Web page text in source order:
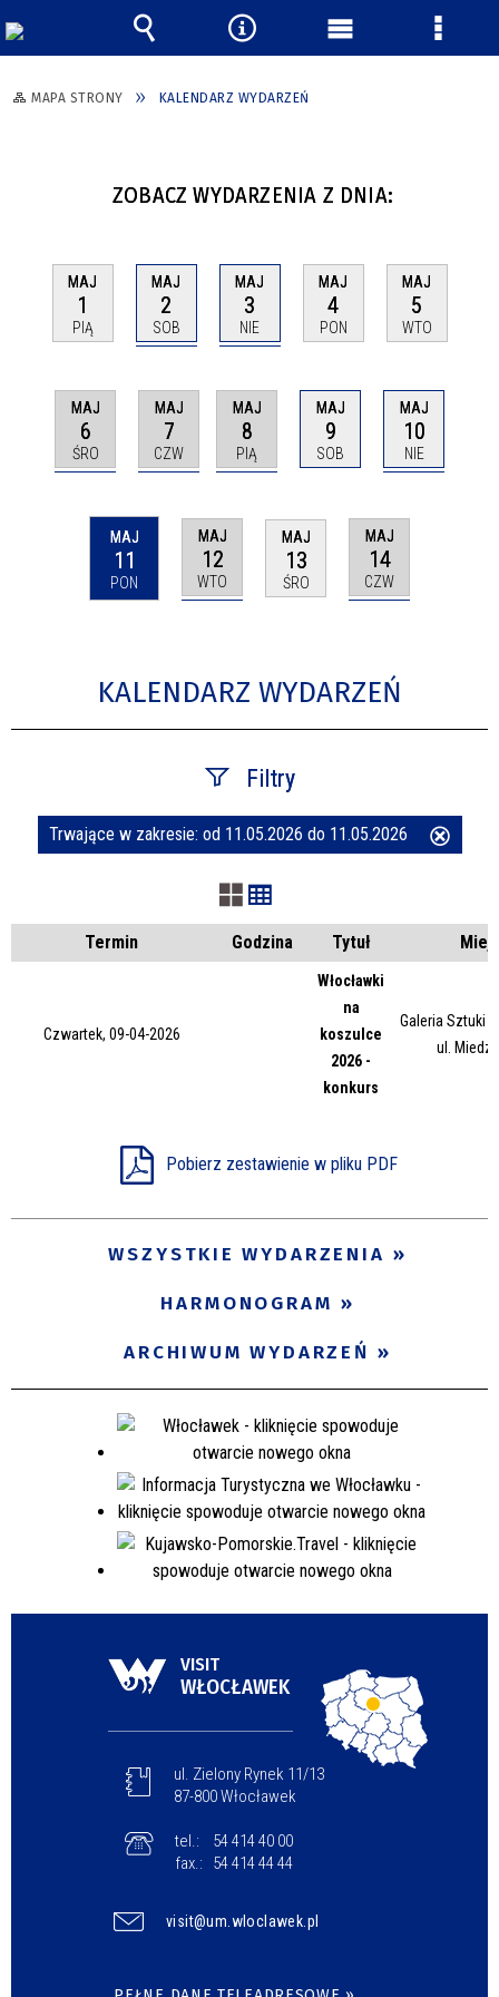
MAPA STRONY KALENDARZ WYDARZEŃ
ZOBACZ WYDARZENIA Z DNIA:
MAJ
1
PIĄ
MAJ
2
SOB
MAJ
3
NIE
MAJ
4
PON
MAJ
5
WTO
MAJ
6
ŚRO
MAJ
7
CZW
MAJ
8
PIĄ
MAJ
9
SOB
MAJ
10
NIE
MAJ
11
PON
MAJ
12
WTO
MAJ
13
ŚRO
MAJ
14
CZW
KALENDARZ WYDARZEŃ
Filtry
Szukana fraza
Kategoria
Trwające w zakresie: od 11.05.2026 do 11.05.2026
Termin Godzina Tytuł
Czwartek, 09-04-2026
Włocławki
na
koszulce
2026 -
konkurs
Galeria Sztuki
ul.
Pobierz zestawienie w pliku PDF
WSZYSTKIE WYDARZENIA
HARMONOGRAM
ARCHIWUM WYDARZEŃ
VISIT
WŁOCŁAWEK
ul. Zielony Rynek 11/13
87-800 Włocławek
tel.:
54 414 40 00
fax.:
54 414 44 44
visit@um.wloclawek.pl
Wyszukiwarka
NarzędziaMenu
Menu